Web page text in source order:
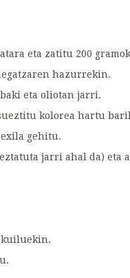
eta zatitu 200
hazurrekin.
eta oliotan jarri.
kolorea hartu
gehitu.
jarri ahal da) eta